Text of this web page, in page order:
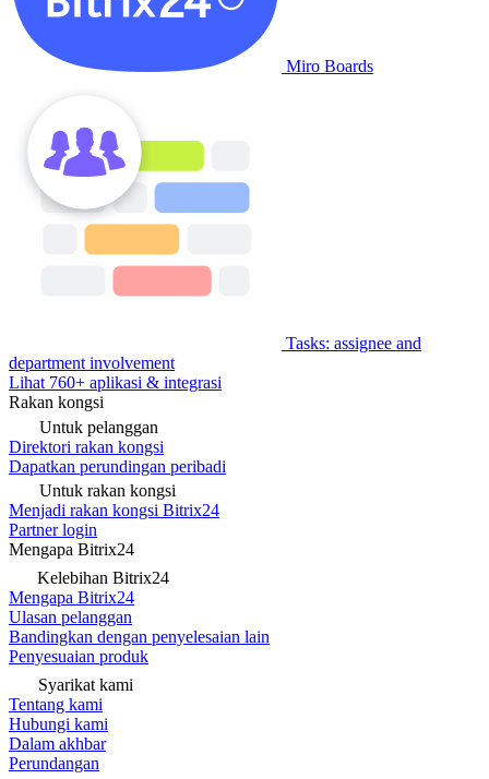
Miro Boards
Tasks: assignee and
department involvement
Lihat 760+ aplikasi & integrasi
Rakan kongsi
Untuk pelanggan
Direktori rakan kongsi
Dapatkan perundingan peribadi
Untuk rakan kongsi
Menjadi rakan kongsi Bitrix24
Partner login
Mengapa Bitrix24
Kelebihan Bitrix24
Mengapa Bitrix24
Ulasan pelanggan
Bandingkan dengan penyelesaian lain
Penyesuaian produk
Syarikat kami
Tentang kami
Hubungi kami
Dalam akhbar
Perundangan